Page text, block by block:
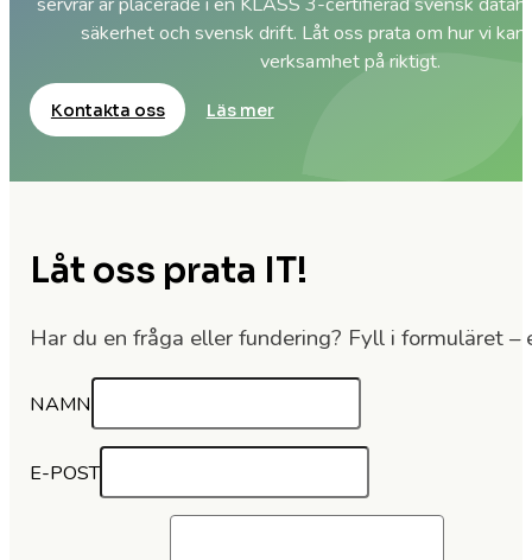
säkerhet och svensk drift. Låt oss prata om hur vi kan
verksamhet på riktigt.
Kontakta oss Läs mer
Låt oss prata IT!
Har du en fråga eller fundering? Fyll i formuläret
NAMN
E-POST